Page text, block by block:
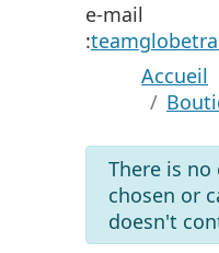
e-mail
:
Accueil
info
There is no
chosen or
doesn't